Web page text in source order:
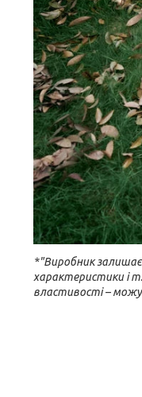
*"Виробник залишає
характеристики і
властивості –